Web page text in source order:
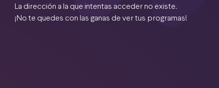
La dirección a la que intentas acceder no existe.
¡No te quedes con las ganas de ver tus programas!